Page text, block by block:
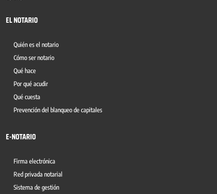
EL NOTARIO
Quién es el notario
Cómo ser notario
Qué hace
Por qué acudir
Qué cuesta
Prevención del blanqueo de capitales
E-NOTARIO
Firma electrónica
Red privada notarial
Sistema de gestión